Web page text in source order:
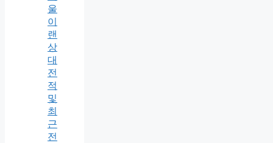
울
이
랜
상
대
전
적
및
최
근
전